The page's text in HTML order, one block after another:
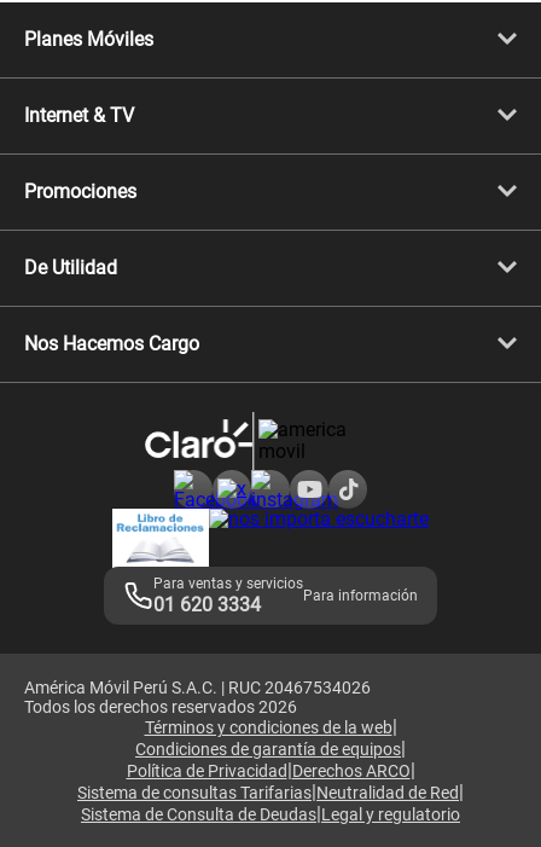
Planes Móviles
Línea Nueva
Línea Adicional
Migración
Internet & TV
Internet + TV
Mejora tu plan
Promociones
Celulares iPhone
Celulares Samsung
Celulares Motorola
De Utilidad
Llamada por llamada
Comprobantes electrónicos
Consulta de IMEI
Nos Hacemos Cargo
Consulta de reclamos
Adquirientes iPhone 6, 6S y SE
Mensaje de Seguridad
Términos y Condiciones de Tienda Claro
Libro de Reclamaciones
Legales de marketplace
Para ventas y servicios
01 620 3334 Para información
América Móvil Perú S.A.C. | RUC 20467534026
Todos los derechos reservados 2026
Términos y condiciones de la web|
Condiciones de garantía de equipos|
Política de Privacidad|Derechos ARCO|
Sistema de consultas Tarifarias|Neutralidad de Red|
Sistema de Consulta de Deudas|Legal y regulatorio